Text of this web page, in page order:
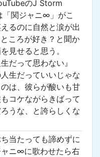
のJ Storm
関ジャニ∞」がこ
るのに自然と涙が出
ころが好き？と聞か
見せると思う。
だって思わない』
生だっていいじゃな
は、彼らが酸いも甘
コケながらきばって
うな、と誇らしくな
当たっても諦めずに
ニ∞に歌わせたら右